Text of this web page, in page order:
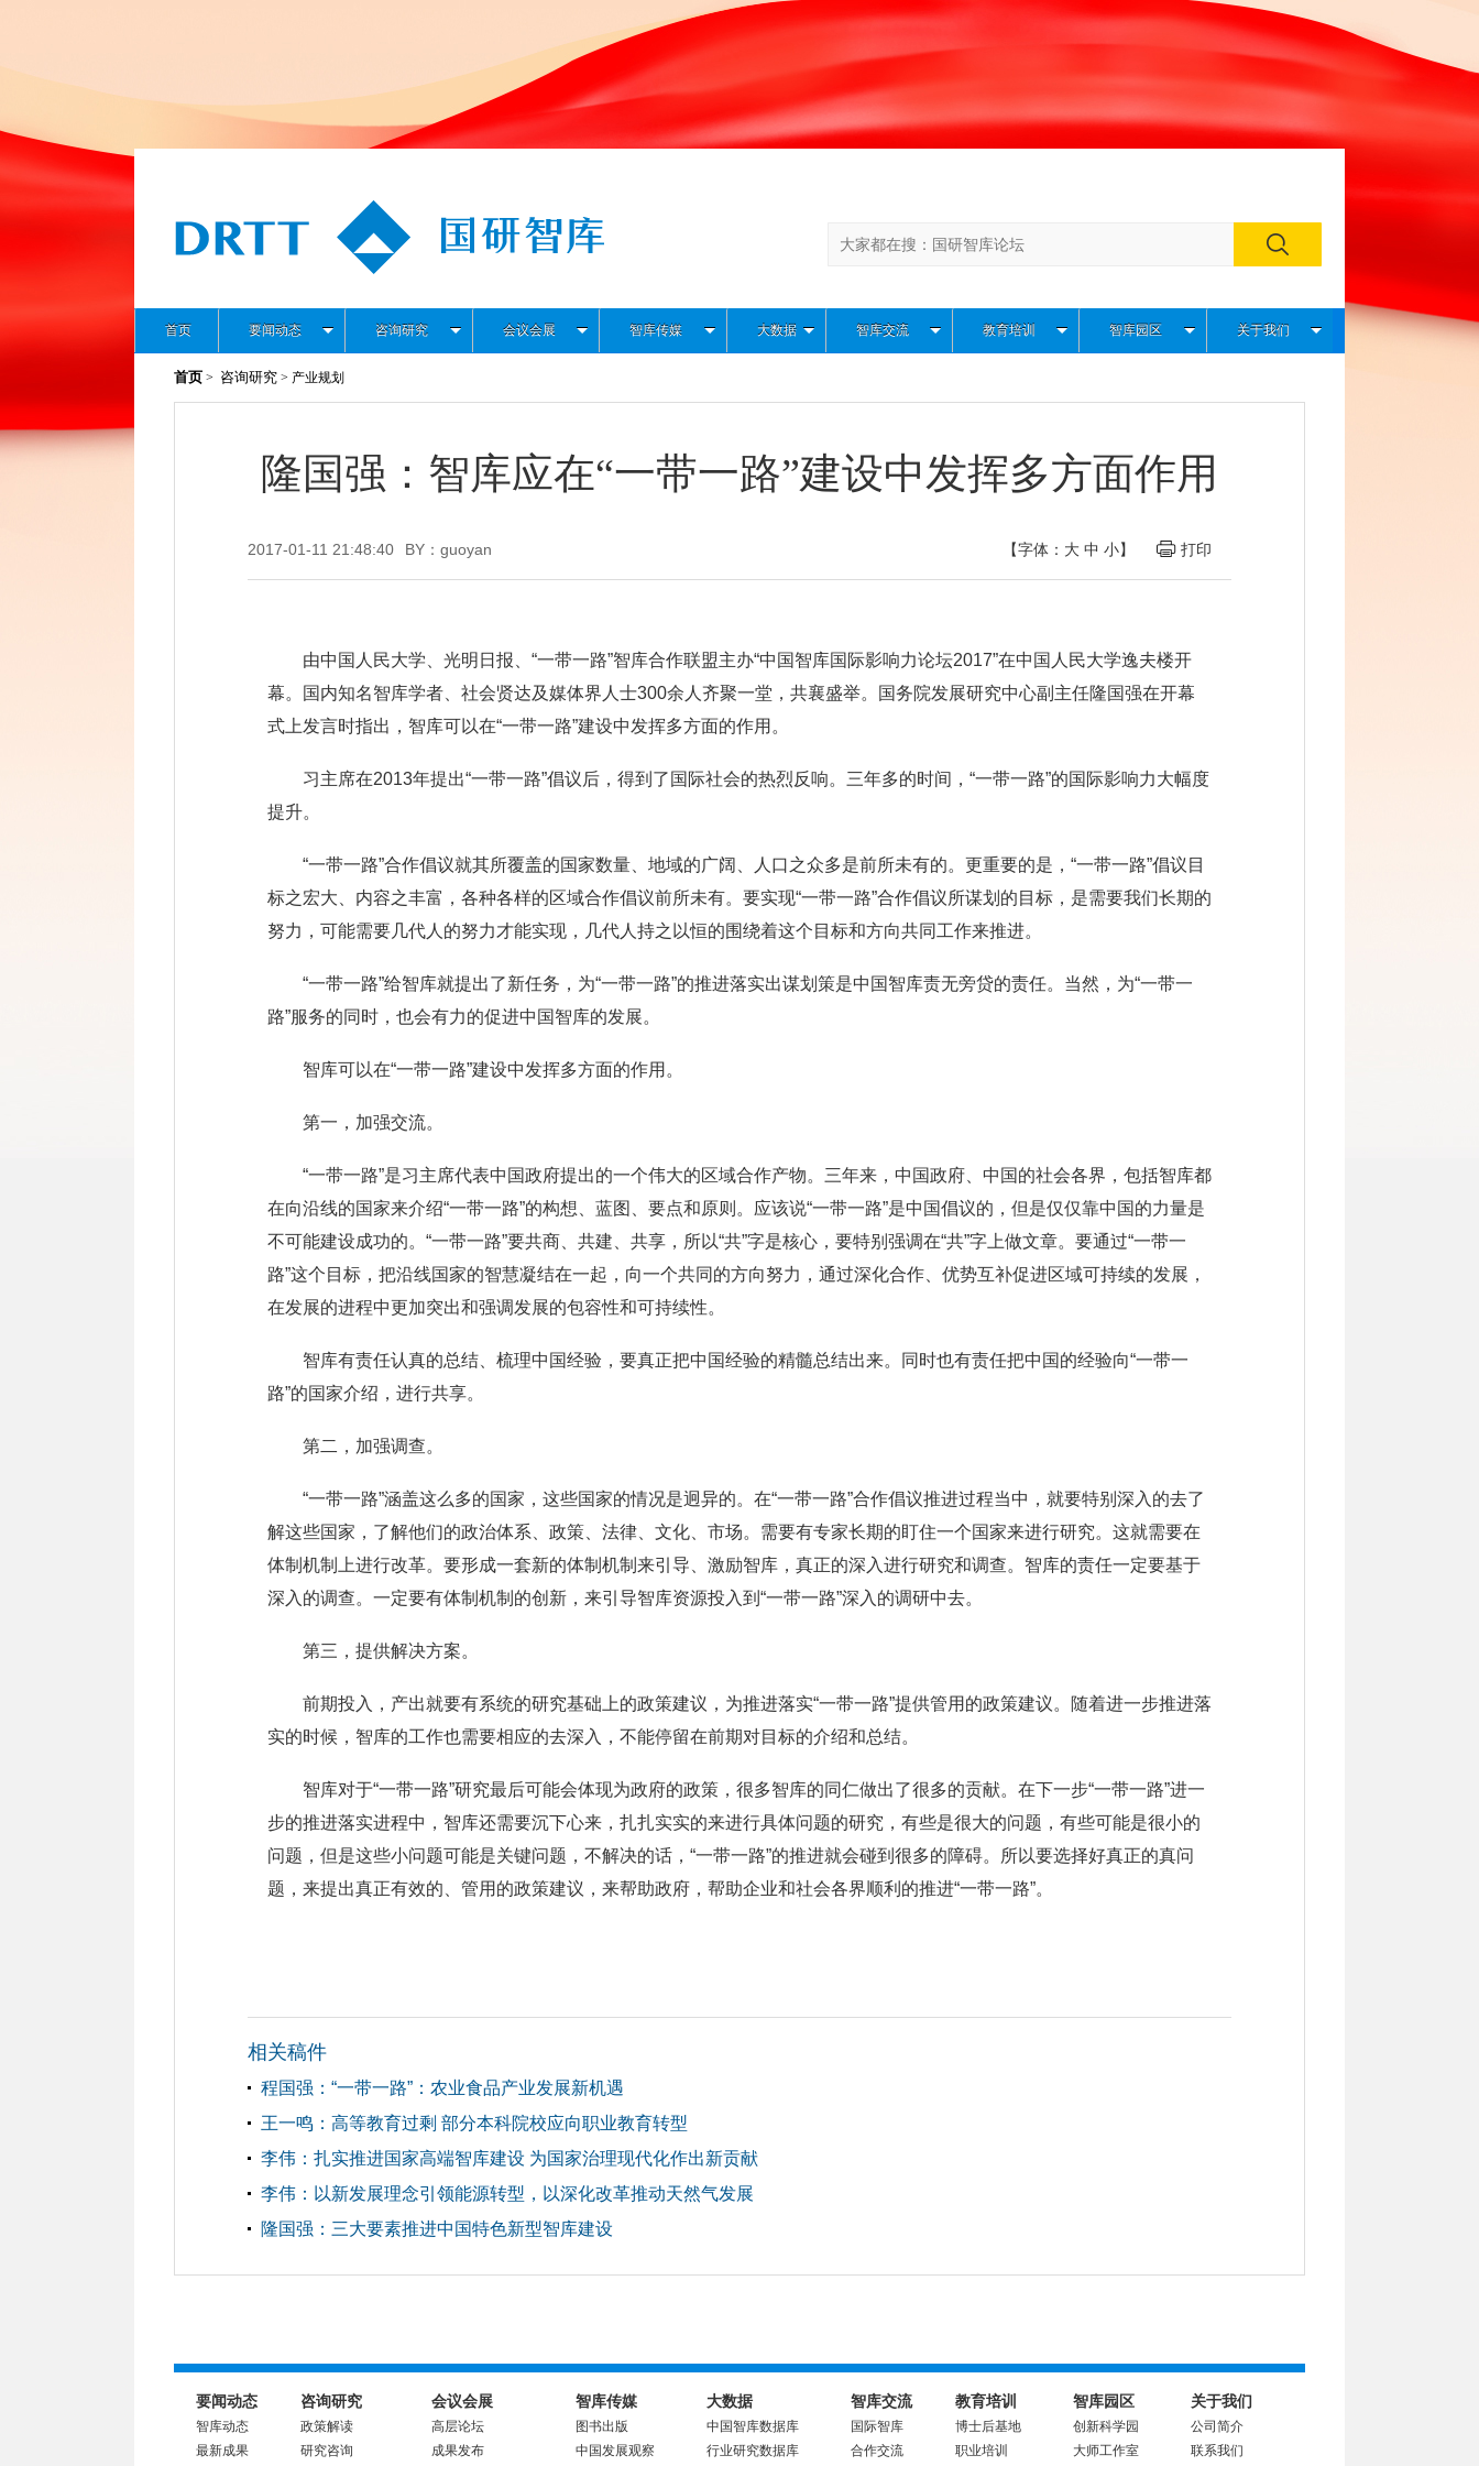
首页 要闻动态 咨询研究 会议会展 智库传媒 大数据 智库交流 教育培训 智库园区 关于我们
首页 > 咨询研究 > 产业规划
隆国强：智库应在“一带一路”建设中发挥多方面作用
2017-01-11 21:48:40 BY：guoyan 【字体： 大 中 小】 打印
由中国人民大学、光明日报、“一带一路”智库合作联盟主办“中国智库国际影响力论坛2017”在中国人民大学逸夫楼开
幕。国内知名智库学者、社会贤达及媒体界人士300余人齐聚一堂，共襄盛举。国务院发展研究中心副主任隆国强在开幕
式上发言时指出，智库可以在“一带一路”建设中发挥多方面的作用。
习主席在2013年提出“一带一路”倡议后，得到了国际社会的热烈反响。三年多的时间，“一带一路”的国际影响力大幅度
提升。
“一带一路”合作倡议就其所覆盖的国家数量、地域的广阔、人口之众多是前所未有的。更重要的是，“一带一路”倡议目
标之宏大、内容之丰富，各种各样的区域合作倡议前所未有。要实现“一带一路”合作倡议所谋划的目标，是需要我们长期的
努力，可能需要几代人的努力才能实现，几代人持之以恒的围绕着这个目标和方向共同工作来推进。
“一带一路”给智库就提出了新任务，为“一带一路”的推进落实出谋划策是中国智库责无旁贷的责任。当然，为“一带一
路”服务的同时，也会有力的促进中国智库的发展。
智库可以在“一带一路”建设中发挥多方面的作用。
第一，加强交流。
“一带一路”是习主席代表中国政府提出的一个伟大的区域合作产物。三年来，中国政府、中国的社会各界，包括智库都
在向沿线的国家来介绍“一带一路”的构想、蓝图、要点和原则。应该说“一带一路”是中国倡议的，但是仅仅靠中国的力量是
不可能建设成功的。“一带一路”要共商、共建、共享，所以“共”字是核心，要特别强调在“共”字上做文章。要通过“一带一
路”这个目标，把沿线国家的智慧凝结在一起，向一个共同的方向努力，通过深化合作、优势互补促进区域可持续的发展，
在发展的进程中更加突出和强调发展的包容性和可持续性。
智库有责任认真的总结、梳理中国经验，要真正把中国经验的精髓总结出来。同时也有责任把中国的经验向“一带一
路”的国家介绍，进行共享。
第二，加强调查。
“一带一路”涵盖这么多的国家，这些国家的情况是迥异的。在“一带一路”合作倡议推进过程当中，就要特别深入的去了
解这些国家，了解他们的政治体系、政策、法律、文化、市场。需要有专家长期的盯住一个国家来进行研究。这就需要在
体制机制上进行改革。要形成一套新的体制机制来引导、激励智库，真正的深入进行研究和调查。智库的责任一定要基于
深入的调查。一定要有体制机制的创新，来引导智库资源投入到“一带一路”深入的调研中去。
第三，提供解决方案。
前期投入，产出就要有系统的研究基础上的政策建议，为推进落实“一带一路”提供管用的政策建议。随着进一步推进落
实的时候，智库的工作也需要相应的去深入，不能停留在前期对目标的介绍和总结。
智库对于“一带一路”研究最后可能会体现为政府的政策，很多智库的同仁做出了很多的贡献。在下一步“一带一路”进一
步的推进落实进程中，智库还需要沉下心来，扎扎实实的来进行具体问题的研究，有些是很大的问题，有些可能是很小的
问题，但是这些小问题可能是关键问题，不解决的话，“一带一路”的推进就会碰到很多的障碍。所以要选择好真正的真问
题，来提出真正有效的、管用的政策建议，来帮助政府，帮助企业和社会各界顺利的推进“一带一路”。
相关稿件
程国强：“一带一路”：农业食品产业发展新机遇
王一鸣：高等教育过剩 部分本科院校应向职业教育转型
李伟：扎实推进国家高端智库建设 为国家治理现代化作出新贡献
李伟：以新发展理念引领能源转型，以深化改革推动天然气发展
隆国强：三大要素推进中国特色新型智库建设
要闻动态
智库动态
最新成果
咨询研究
政策解读
研究咨询
会议会展
高层论坛
成果发布
智库传媒
图书出版
中国发展观察
大数据
中国智库数据库
行业研究数据库
智库交流
国际智库
合作交流
教育培训
博士后基地
职业培训
智库园区
创新科学园
大师工作室
关于我们
公司简介
联系我们